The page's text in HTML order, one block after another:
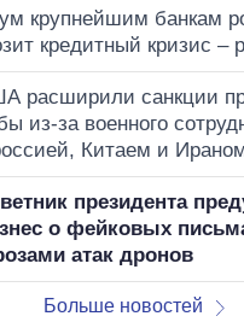
крупнейшим банкам
кредитный кризис –
расширили санкции
из-за военного
Китаем и
президента
о фейковых
атак дронов
Больше новостей